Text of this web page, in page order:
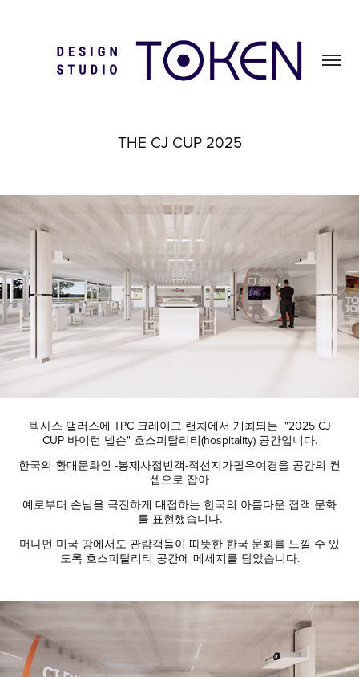
THE CJ CUP 2025
텍사스 댈러스에 TPC 크레이그 랜치에서 개최되는 "2025 CJ
CUP 바이런 넬슨" 호스피탈리티(hospitality) 공간입니다.
한국의 환대문화인 -봉제사접빈객-적선지가필유여경을 공간의 컨
셉으로 잡아
예로부터 손님을 극진하게 대접하는 한국의 아름다운 접객 문화
를 표현했습니다.
머나먼 미국 땅에서도 관람객들이 따뜻한 한국 문화를 느낄 수 있
도록 호스피탈리티 공간에 메세지를 담았습니다.